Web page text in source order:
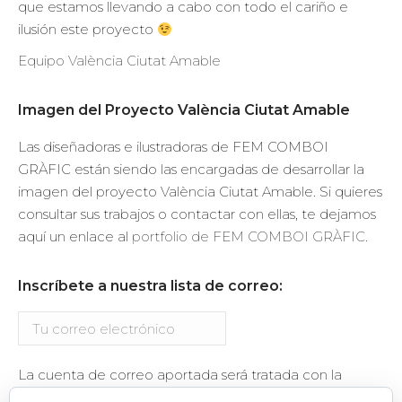
que estamos llevando a cabo con todo el cariño e
ilusión este proyecto
Equipo València Ciutat Amable
Imagen del Proyecto València Ciutat Amable
Las diseñadoras e ilustradoras de FEM COMBOI
GRÀFIC están siendo las encargadas de desarrollar la
imagen del proyecto València Ciutat Amable. Si quieres
consultar sus trabajos o contactar con ellas, te dejamos
aquí un enlace al portfolio de FEM COMBOI GRÀFIC.
Inscríbete a nuestra lista de correo:
La cuenta de correo aportada será tratada con la